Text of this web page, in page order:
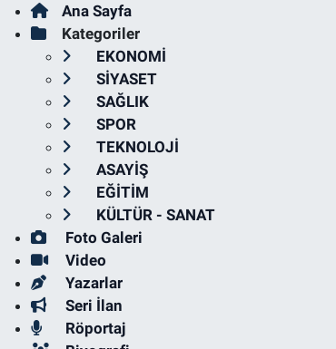
Ana Sayfa
Kategoriler
EKONOMİ
SİYASET
SAĞLIK
SPOR
TEKNOLOJİ
ASAYİŞ
EĞİTİM
KÜLTÜR - SANAT
Foto Galeri
Video
Yazarlar
Seri İlan
Röportaj